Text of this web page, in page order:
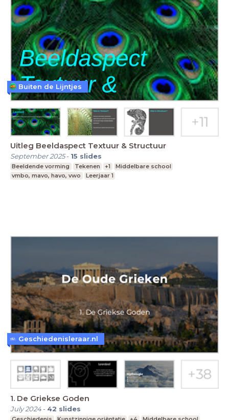
Uitleg Beeldaspect Textuur & Structuur
September 2025- 15 slides
Beeldende vorming Tekenen +1
Middelbare school
vmbo, mavo, havo, vwo
Leerjaar 1
Buiten de Lijntjes
1. De Griekse Goden
July 2024- 42 slides
Geschiedenisleraar.nl